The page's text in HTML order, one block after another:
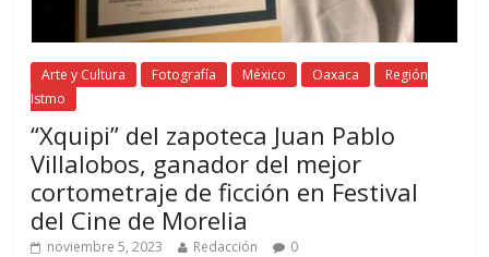
Arte y Cultura Fotografía México Oaxaca
Región
Istmo
“Xquipi” del zapoteca Juan Pablo
Villalobos, ganador del mejor
cortometraje de ficción en Festival
del Cine de Morelia
noviembre 5, 2023 Redacción 0